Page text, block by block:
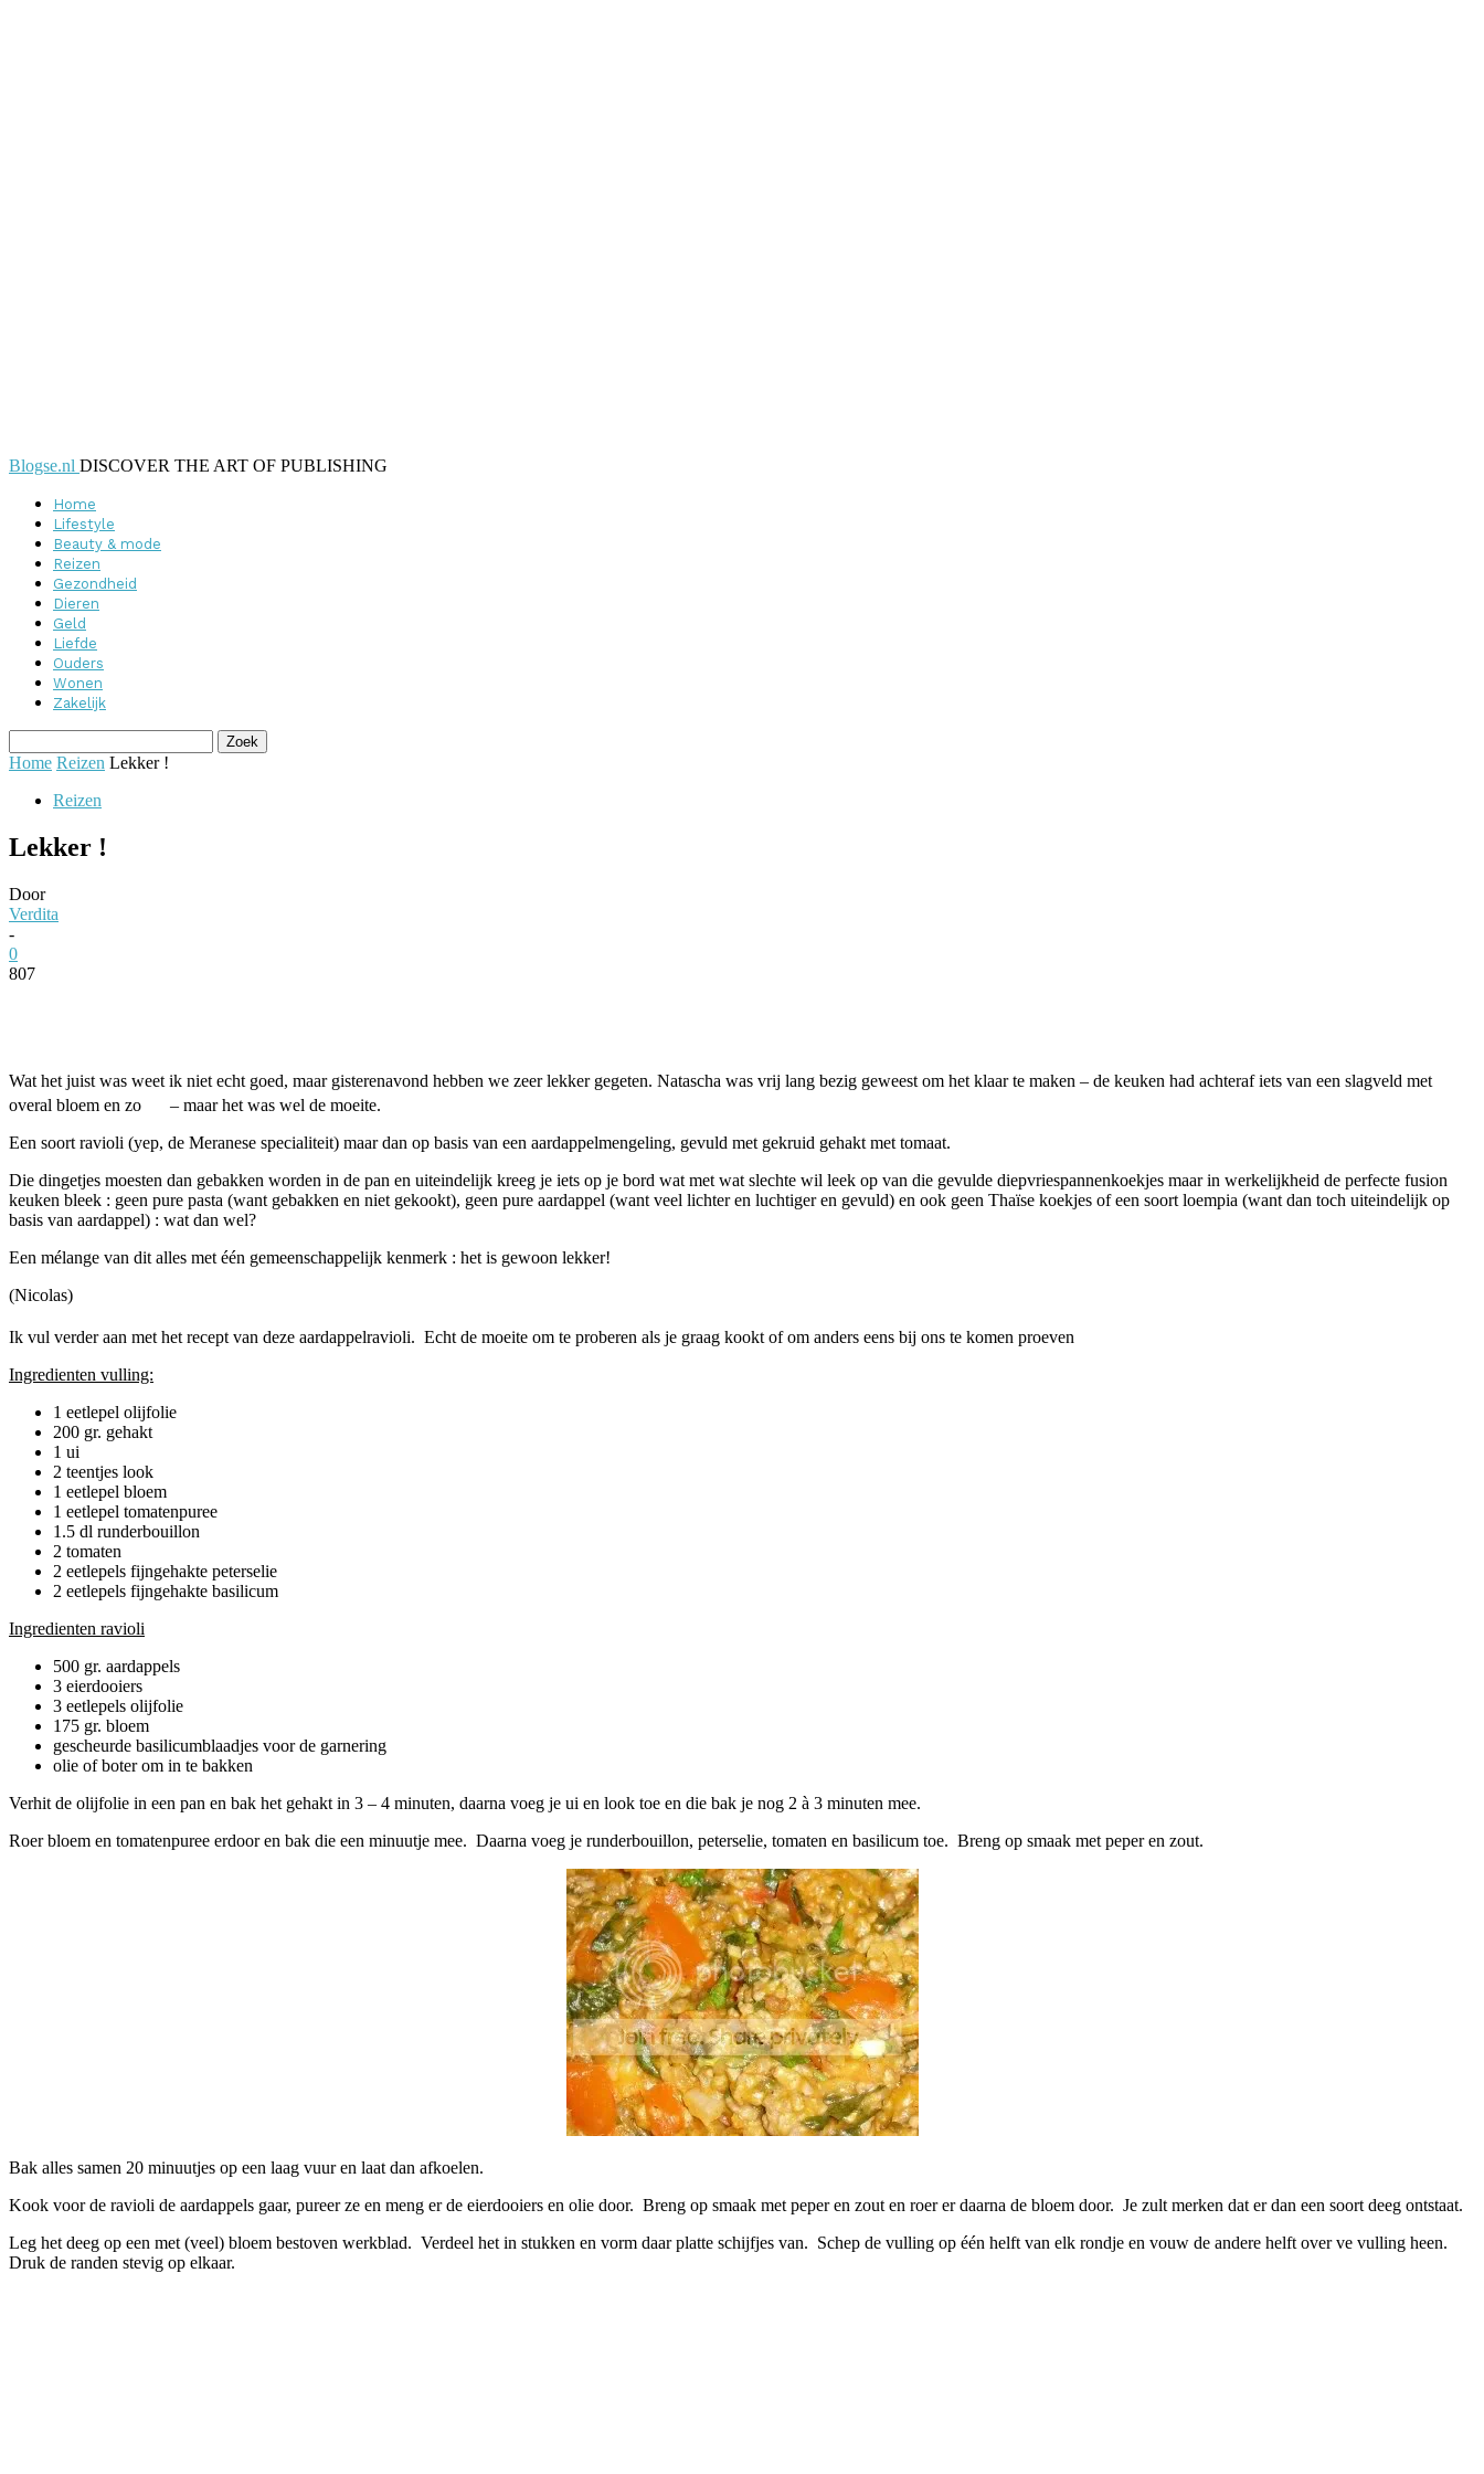
Blogse.nl DISCOVER THE ART OF PUBLISHING
Home
Lifestyle
Beauty & mode
Reizen
Gezondheid
Dieren
Geld
Liefde
Ouders
Wonen
Zakelijk
Home Reizen Lekker !
Reizen
Lekker !
Door
Verdita
-
0
807
Wat het juist was weet ik niet echt goed, maar gisterenavond hebben we zeer lekker gegeten. Natascha was vrij lang bezig geweest om het klaar te maken – de keuken had achteraf iets van een slagveld met
overal bloem en zo
– maar het was wel de moeite.
Een soort ravioli (yep, de Meranese specialiteit) maar dan op basis van een aardappelmengeling, gevuld met gekruid gehakt met tomaat.
Die dingetjes moesten dan gebakken worden in de pan en uiteindelijk kreeg je iets op je bord wat met wat slechte wil leek op van die gevulde diepvriespannenkoekjes maar in werkelijkheid de perfecte fusion
keuken bleek : geen pure pasta (want gebakken en niet gekookt), geen pure aardappel (want veel lichter en luchtiger en gevuld) en ook geen Thaïse koekjes of een soort loempia (want dan toch uiteindelijk op
basis van aardappel) : wat dan wel?
Een mélange van dit alles met één gemeenschappelijk kenmerk : het is gewoon lekker!
(Nicolas)
Ik vul verder aan met het recept van deze aardappelravioli. Echt de moeite om te proberen als je graag kookt of om anders eens bij ons te komen proeven
Ingredienten vulling:
1 eetlepel olijfolie
200 gr. gehakt
1 ui
2 teentjes look
1 eetlepel bloem
1 eetlepel tomatenpuree
1.5 dl runderbouillon
2 tomaten
2 eetlepels fijngehakte peterselie
2 eetlepels fijngehakte basilicum
Ingredienten ravioli
500 gr. aardappels
3 eierdooiers
3 eetlepels olijfolie
175 gr. bloem
gescheurde basilicumblaadjes voor de garnering
olie of boter om in te bakken
Verhit de olijfolie in een pan en bak het gehakt in 3 – 4 minuten, daarna voeg je ui en look toe en die bak je nog 2 à 3 minuten mee.
Roer bloem en tomatenpuree erdoor en bak die een minuutje mee. Daarna voeg je runderbouillon, peterselie, tomaten en basilicum toe. Breng op smaak met peper en zout.
Bak alles samen 20 minuutjes op een laag vuur en laat dan afkoelen.
Kook voor de ravioli de aardappels gaar, pureer ze en meng er de eierdooiers en olie door. Breng op smaak met peper en zout en roer er daarna de bloem door. Je zult merken dat er dan een soort deeg ontstaat.
Leg het deeg op een met (veel) bloem bestoven werkblad. Verdeel het in stukken en vorm daar platte schijfjes van. Schep de vulling op één helft van elk rondje en vouw de andere helft over ve vulling heen.
Druk de randen stevig op elkaar.